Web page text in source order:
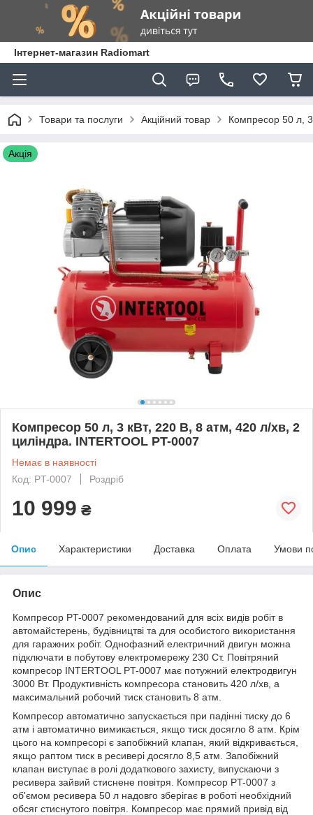
Інтернет-магазин Radiomart
Товари та послуги Акційний товар Компресор 50 л,
Акція
Компресор 50 л, 3 кВт, 220 В, 8 атм, 420 л/хв, 2
циліндра. INTERTOOL PT-0007
Немає в наявності
Код: PT-0007
Роздріб
10 999 ₴
Опис Характеристики Доставка Оплата Умови
Опис
Компресор PT-0007 рекомендований для всіх видів робіт в
автомайстерень, будівництві та для особистого використання
для гаражних робіт. Однофазний електричний двигун можна
підключати в побутову електромережу 230 Ст. Повітряний
компресор INTERTOOL PT-0007 має потужний електродвигун
3000 Вт. Продуктивність компресора становить 420 л/хв, а
максимальний робочий тиск становить 8 атм.
Компресор автоматично запускається при падінні тиску до 6
атм і автоматично вимикається, якщо тиск досягло 8 атм. Крім
цього на компресорі є запобіжний клапан, який відкривається,
якщо раптом тиск в ресивері досягло 8,5 атм. Запобіжний
клапан виступає в ролі додаткового захисту, випускаючи з
ресивера зайвий стиснене повітря. Компресор PT-0007 з
об'ємом ресивера 50 л надовго зберігає в роботі необхідний
обсяг стиснутого повітря. Компресор має прямий привід від